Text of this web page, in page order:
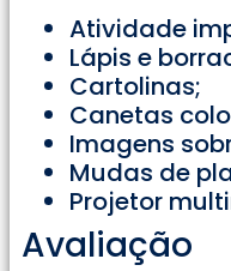
Atividade
Lápis e
Cartolinas;
Canetas
Imagens
Mudas de
Projetor
Avaliação